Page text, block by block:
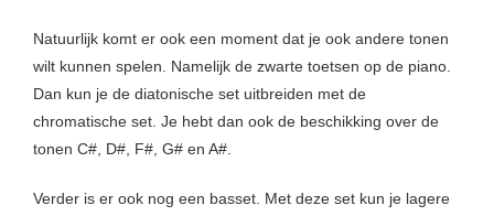
Natuurlijk komt er ook een moment dat je ook andere tonen
wilt kunnen spelen. Namelijk de zwarte toetsen op de piano.
Dan kun je de diatonische set uitbreiden met de
chromatische set. Je hebt dan ook de beschikking over de
tonen C#, D#, F#, G# en A#.
Verder is er ook nog een basset. Met deze set kun je lagere